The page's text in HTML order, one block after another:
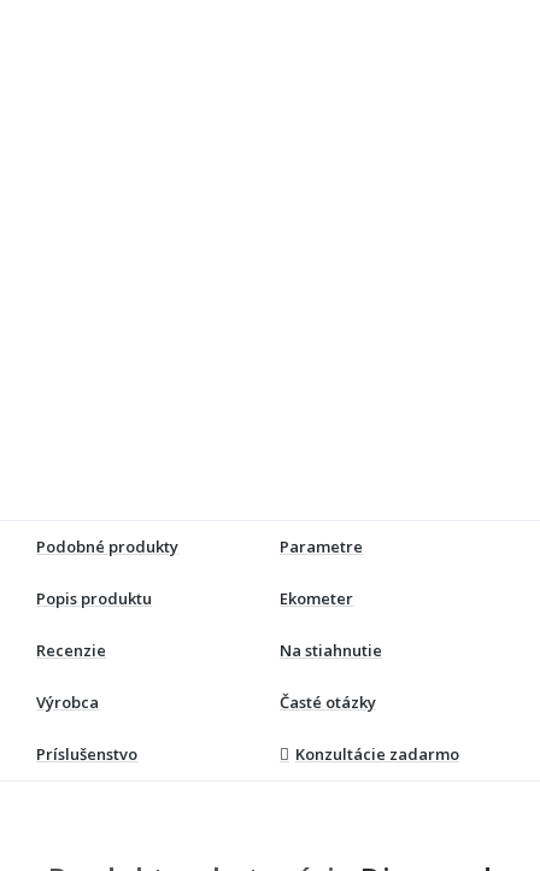
Podobné produkty Parametre
Popis produktu Ekometer
Recenzie Na stiahnutie
Výrobca Časté otázky
Príslušenstvo Konzultácie zadarmo